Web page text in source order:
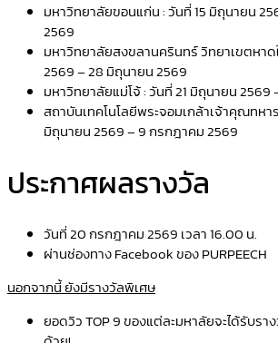
มหาวิทยาลัยขอนแก่น : วันที่ 15 มิถุนายน
2569
มหาวิทยาลัยสงขลานครินทร์ วิทยาเขตหา
2569 – 28 มิถุนายน 2569
มหาวิทยาลัยแม่โจ้ : วันที่ 21 มิถุนายน
สถาบันเทคโนโลยีพระจอมเกล้าเจ้าคุณทหา
มิถุนายน 2569 – 9 กรกฎาคม 2569
ประกาศผลรางวัล
วันที่ 20 กรกฎาคม 2569 เวลา 16.00 น.
ผ่านช่องทาง Facebook ของ PURPEECH
นอกจากนี้ ยังมีรางวัลพิเศษ
ยอดวิว TOP 9 ของแต่ละมหาลัยจะได้รับร